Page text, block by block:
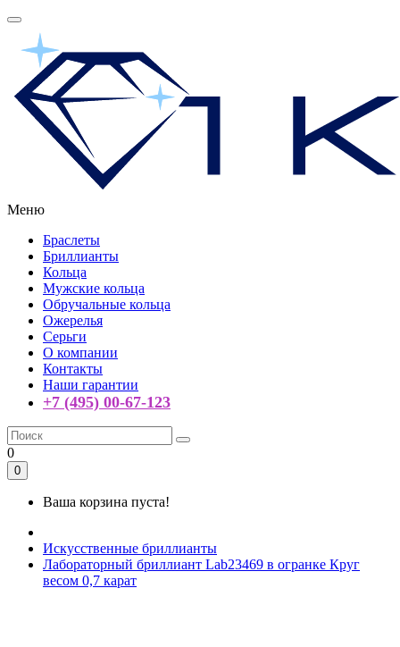
Меню
Браслеты
Бриллианты
Кольца
Мужские кольца
Обручальные кольца
Ожерелья
Серьги
О компании
Контакты
Наши гарантии
+7 (495) 00-67-123
0
0
Ваша корзина пуста!
Искусственные бриллианты
Лабораторный бриллиант Lab23469 в огранке Круг
весом 0,7 карат